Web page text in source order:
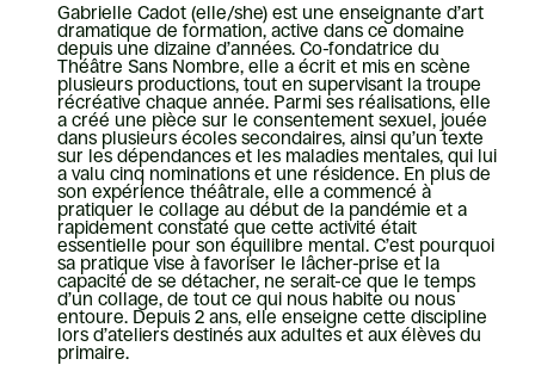
Gabrielle Cadot (elle/she) est une enseignante d’art
dramatique de formation, active dans ce domaine
depuis une dizaine d’années. Co-fondatrice du
Théâtre Sans Nombre, elle a écrit et mis en scène
plusieurs productions, tout en supervisant la troupe
récréative chaque année. Parmi ses réalisations, elle
a créé une pièce sur le consentement sexuel, jouée
dans plusieurs écoles secondaires, ainsi qu’un texte
sur les dépendances et les maladies mentales, qui lui
a valu cinq nominations et une résidence. En plus de
son expérience théâtrale, elle a commencé à
pratiquer le collage au début de la pandémie et a
rapidement constaté que cette activité était
essentielle pour son équilibre mental. C’est pourquoi
sa pratique vise à favoriser le lâcher-prise et la
capacité de se détacher, ne serait-ce que le temps
d’un collage, de tout ce qui nous habite ou nous
entoure. Depuis 2 ans, elle enseigne cette discipline
lors d’ateliers destinés aux adultes et aux élèves du
primaire.